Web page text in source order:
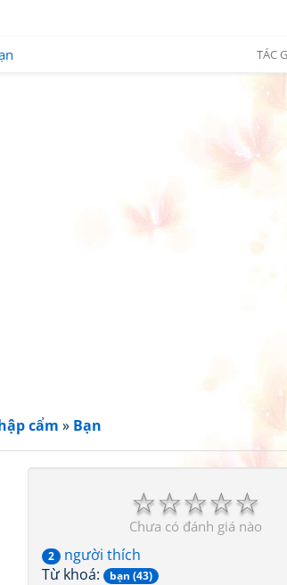
TÁC
cẩm » Bạn
☆
☆
☆
☆
☆
Chưa có đánh giá nào
2
người thích
Từ khoá:
bạn (43)